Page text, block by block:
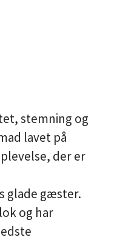
stemning og
lavet på
der er
glade gæster.
og har